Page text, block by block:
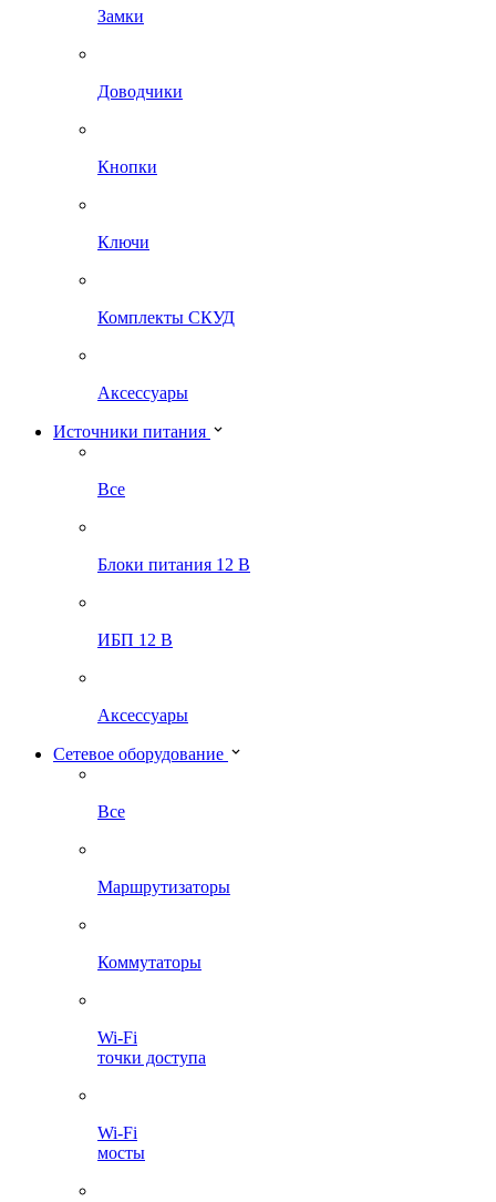
Замки
Доводчики
Кнопки
Ключи
Комплекты СКУД
Аксессуары
Источники питания
Все
Блоки питания 12 В
ИБП 12 В
Аксессуары
Сетевое оборудование
Все
Маршрутизаторы
Коммутаторы
Wi-Fi
точки доступа
Wi-Fi
мосты